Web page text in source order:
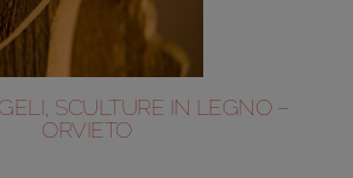
SCULTURE IN LEGNO –
ORVIETO